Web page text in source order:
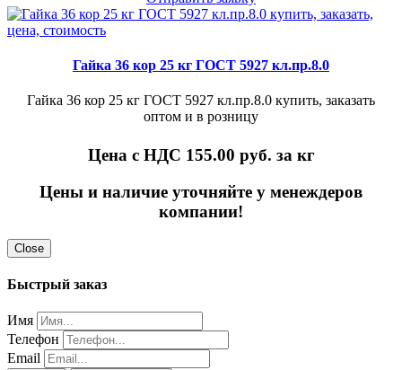
Гайка 36 кор 25 кг ГОСТ 5927 кл.пр.8.0
Гайка 36 кор 25 кг ГОСТ 5927 кл.пр.8.0 купить, заказать
оптом и в розницу
Цена с НДС 155.00 руб. за кг
Цены и наличие уточняйте у менеждеров
компании!
Close
Быстрый заказ
Имя
Телефон
Email